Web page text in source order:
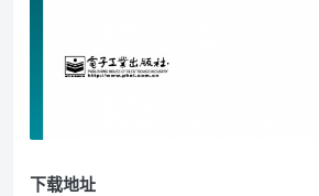
下载地址